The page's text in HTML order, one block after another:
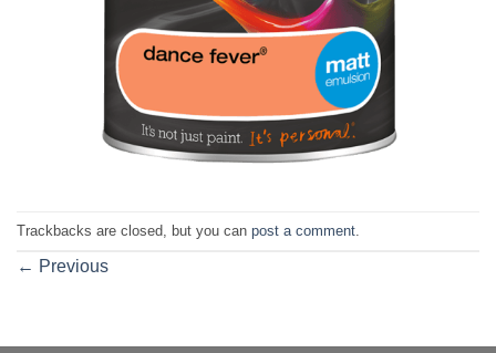
Trackbacks are closed, but you can post a comment
← Previous